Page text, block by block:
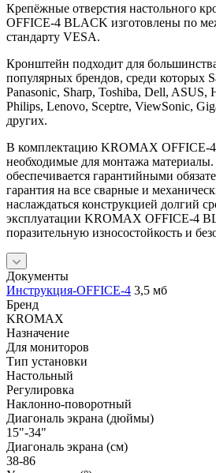
Крепёжные отверстия настольного
OFFICE-4 BLACK изготовлены по
стандарту VESA.
Кронштейн подходит для
популярных брендов, среди которых
Panasonic, Sharp, Toshiba, Dell, ASUS,
Philips, Lenovo, Sceptre, ViewSonic,
других.
В комплектацию KROMAX OFFICE-
необходимые для монтажа
обеспечивается гарантийными
гарантия на все сварные и
наслаждаться конструкцией долгий
эксплуатации KROMAX OFFICE-4
поразительную износостойкость и
Документы
Инструкция-OFFICE-4 3,5 мб
Бренд
KROMAX
Назначение
Для мониторов
Тип установки
Настольный
Регулировка
Наклонно-поворотный
Диагональ экрана (дюймы)
15"-34"
Диагональ экрана (см)
38-86